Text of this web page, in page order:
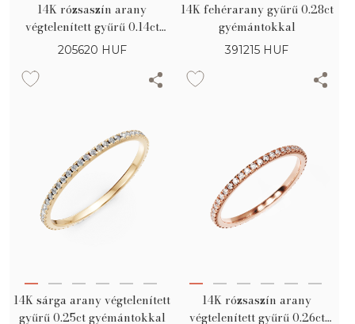
14K rózsaszín arany
végtelenített gyűrű 0.14ct
gyémántokkal
205620 HUF
14K fehérarany gyűrű 0.28ct
gyémántokkal
391215 HUF
14K sárga arany végtelenített
gyűrű 0.25ct gyémántokkal
14K rózsaszín arany
végtelenített gyűrű 0.26ct